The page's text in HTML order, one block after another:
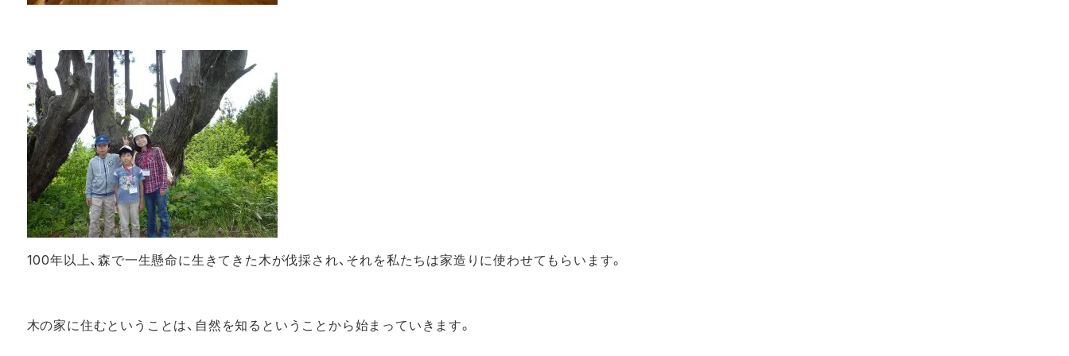
100年以上、森で一生懸命に生きてきた木が伐採され、それを私たちは家造りに使わせてもらいます。
木の家に住むということは、自然を知るということから始まっていきます。